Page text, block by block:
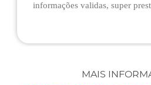
informações validas, super
desviaram para uma oficina
MAIS